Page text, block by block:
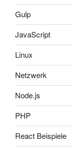
Gulp
JavaScript
Linux
Netzwerk
Node.js
PHP
React Beispiele